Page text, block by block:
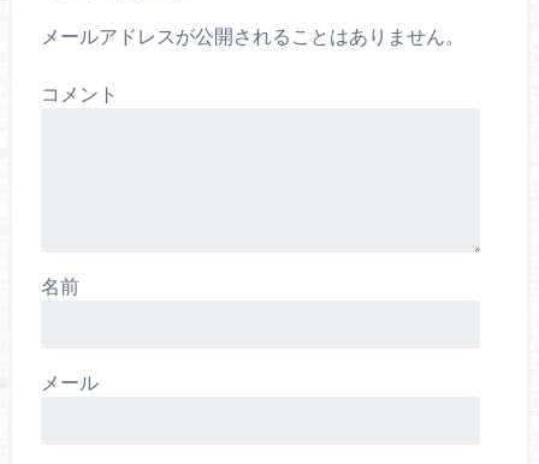
メールアドレスが公開されることはありません。
コメント
名前
メール